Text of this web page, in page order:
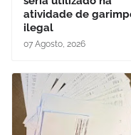
atividade de
ilegal
07 Agosto, 2026